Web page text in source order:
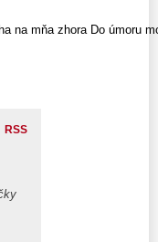
na mňa zhora Do úmoru
RSS